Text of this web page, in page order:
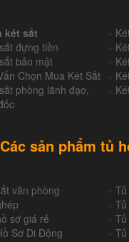
két sắt
đựng tiền
bảo mật
Chọn Mua Két Sắt
phòng lãnh đạo,
Các sản phẩm tủ
văn phòng
sơ giá rẻ
Sơ Di Động